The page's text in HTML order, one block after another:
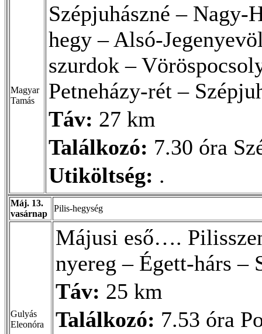
Magyar
Tamás
Szépjuhászné –
hegy – Alsó-
szurdok –
Petneházy-rét –
Táv: 27 km
Találkozó: 7.30 óra
Utiköltség: .
Máj. 13.
vasárnap
Pilis-hegység
Gulyás
Eleonóra
Májusi eső….
nyereg – Égett-hárs –
Táv: 25 km
Találkozó: 7.53 óra